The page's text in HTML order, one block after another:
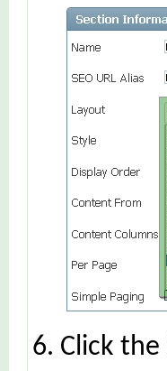
Click the